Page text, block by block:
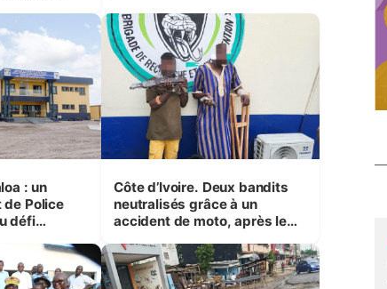
: un
de Police
défi
confrontées
Côte d’Ivoire. Deux bandits
neutralisés grâce à un
accident de moto, après le
transfert d’argent